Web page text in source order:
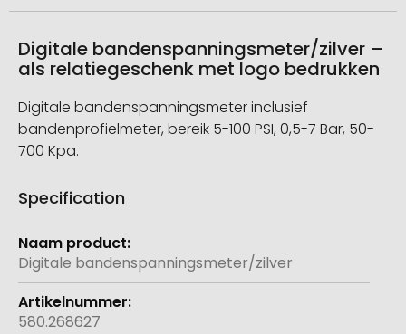
Digitale bandenspanningsmeter/zilver –
als relatiegeschenk met logo bedrukken
Digitale bandenspanningsmeter inclusief
bandenprofielmeter, bereik 5-100 PSI, 0,5-7 Bar, 50-
700 Kpa.
Specification
Meer
informatie
Digitale bandenspanningsmeter/zilver
580.268627